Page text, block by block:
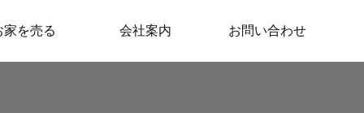
家を売る 会社案内 お問い合わせ